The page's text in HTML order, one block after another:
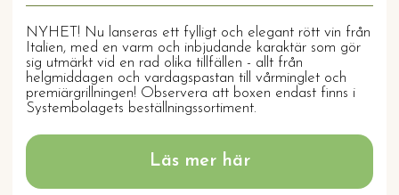
NYHET! Nu lanseras ett fylligt och elegant rött vin från
Italien, med en varm och inbjudande karaktär som gör
sig utmärkt vid en rad olika tillfällen - allt från
helgmiddagen och vardagspastan till vårminglet och
premiärgrillningen! Observera att boxen endast finns i
Systembolagets beställningssortiment.
Läs mer här